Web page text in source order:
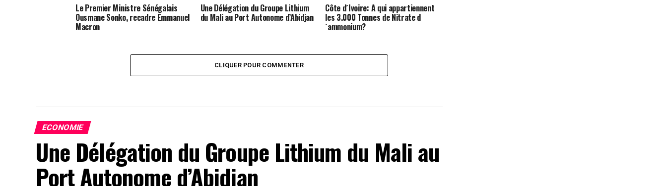
Le Premier Ministre Sénégalais
Ousmane Sonko, recadre Emmanuel
Macron
Une Délégation du Groupe Lithium
du Mali au Port Autonome d’Abidjan
Côte d´Ivoire: A qui appartiennent
les 3.000 Tonnes de Nitrate d
´ammonium?
CLIQUER POUR COMMENTER
ECONOMIE
Une Délégation du Groupe Lithium du Mali au
Port Autonome d’Abidjan